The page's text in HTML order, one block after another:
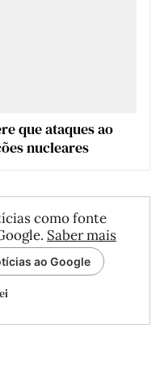
que ataques ao
nucleares
como fonte
Saber mais
ao Google